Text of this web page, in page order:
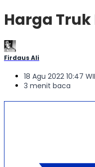
Harga Truk
Firdaus Ali
18 Agu 2022 10:47
3 menit baca